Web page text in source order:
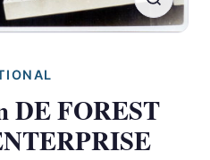
DE FOREST